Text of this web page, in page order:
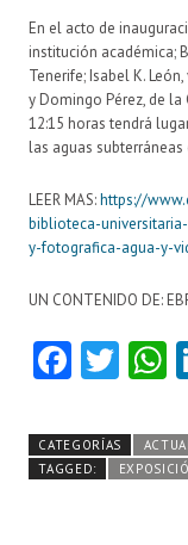
En el acto de
institución académica;
Tenerife; Isabel K.
y Domingo Pérez, de la
12:15 horas tendrá
las aguas subterráneas
LEER MAS:https://
biblioteca-
y-fotografica-agua-y-
UN CONTENIDO DE:
Fa
b
o
T
itt
er A
CATEGORÍAS
TAGGED: